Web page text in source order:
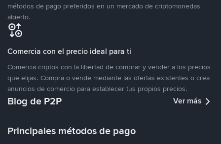
métodos de pago preferidos en un mercado de criptomonedas
abierto.
Comercia con el precio ideal para ti
Comercia criptos con la libertad de comprar y vender a los precios
que elijas. Compra o vende mediante las ofertas existentes o crea
anuncios de comercio para establecer tus propios precios.
Blog de P2P Ver más
Principales métodos de pago